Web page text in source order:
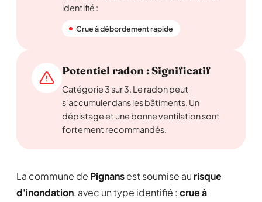
identifié :
Crue à débordement rapide
Potentiel radon : Significatif
Catégorie 3 sur 3. Le radon peut
s'accumuler dans les bâtiments. Un
dépistage et une bonne ventilation sont
fortement recommandés.
La commune de Pignansest soumise au risque
d'inondation, avec un type identifié : crue à